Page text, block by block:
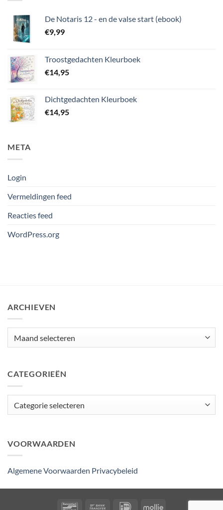
De Notaris 12 - en de valse start (ebook)
€9,99
Troostgedachten Kleurboek
€14,95
Dichtgedachten Kleurboek
€14,95
META
Login
Vermeldingen feed
Reacties feed
WordPress.org
ARCHIEVEN
CATEGORIEËN
VOORWAARDEN
Algemene Voorwaarden Privacybeleid
BancontactBank IDeal Mollie